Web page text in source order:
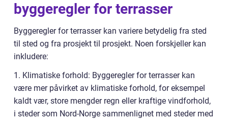
byggeregler for terrasser
Byggeregler for terrasser kan variere betydelig fra sted
til sted og fra prosjekt til prosjekt. Noen forskjeller kan
inkludere:
1. Klimatiske forhold: Byggeregler for terrasser kan
være mer påvirket av klimatiske forhold, for eksempel
kaldt vær, store mengder regn eller kraftige vindforhold,
i steder som Nord-Norge sammenlignet med steder med